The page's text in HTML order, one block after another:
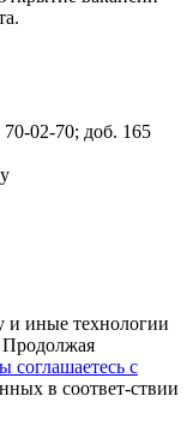
02-70; доб. 165
и иные технологии
Продолжая
соглашаетесь с
в соответ-ствии